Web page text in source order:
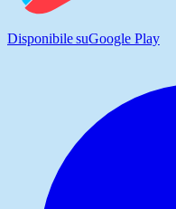
Disponibile suGoogle Play